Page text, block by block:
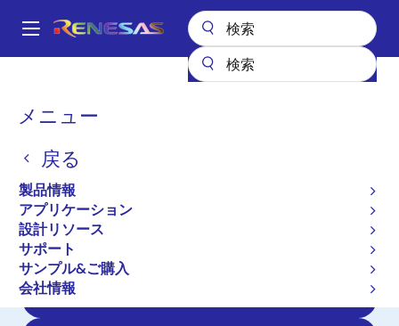
ン
Main
メニュー
戻る
製品情報
アプリケーション
設計リソース
サポート
サンプル&ご購入
会社情報
パ
く
ず
マイクロコントローラとマイクロプロセッサ
RZ/T2H
アクティブ
高いアプリケーション処理と高精度リ
アルタイム制御を統合した先進のハイ
エンドMPUで9軸モータ制御を実現